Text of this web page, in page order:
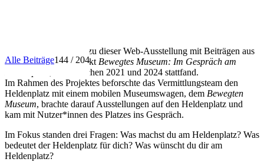
Herzlich willkommen zu dieser Web-Ausstellung mit Beiträgen aus
dem Vermittlungsprojekt Bewegtes Museum: Im Gespräch am
, das zwischen 2021 und 2024 stattfand.
Im Rahmen des Projektes beforschte das Vermittlungsteam den
Heldenplatz mit einem mobilen Museumswagen, dem Bewegten
Museum, brachte darauf Ausstellungen auf den Heldenplatz und
kam mit Nutzer*innen des Platzes ins Gespräch.
Im Fokus standen drei Fragen: Was machst du am Heldenplatz? Was
bedeutet der Heldenplatz für dich? Was wünscht du dir am
Heldenplatz?
Alle Beiträge144 / 204